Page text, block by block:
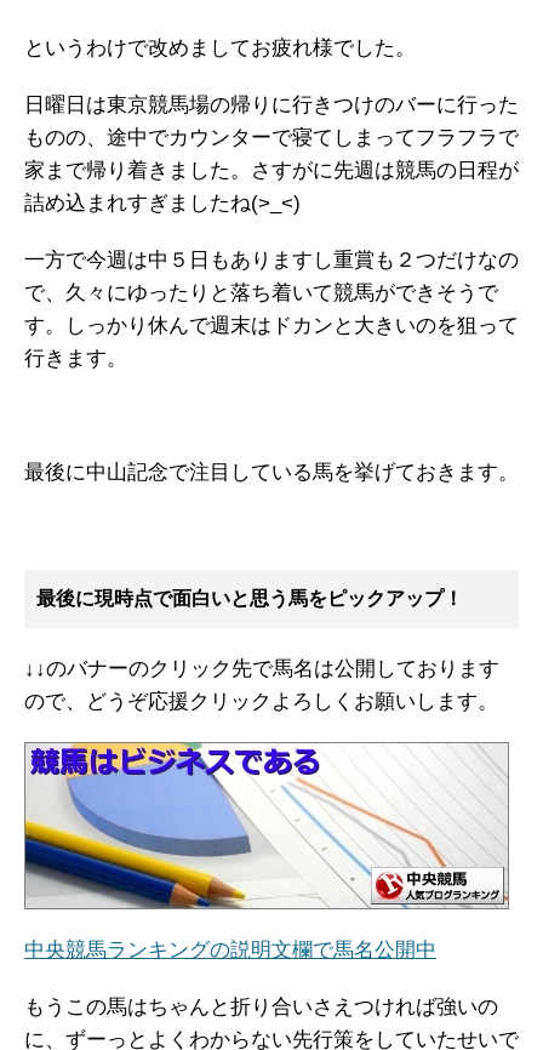
というわけで改めましてお疲れ様でした。
日曜日は東京競馬場の帰りに行きつけのバーに行った
ものの、途中でカウンターで寝てしまってフラフラで
家まで帰り着きました。さすがに先週は競馬の日程が
詰め込まれすぎましたね(>_<)
一方で今週は中５日もありますし重賞も２つだけなの
で、久々にゆったりと落ち着いて競馬ができそうで
す。しっかり休んで週末はドカンと大きいのを狙って
行きます。
最後に中山記念で注目している馬を挙げておきます。
最後に現時点で面白いと思う馬をピックアップ！
↓↓のバナーのクリック先で馬名は公開しております
ので、どうぞ応援クリックよろしくお願いします。
中央競馬ランキングの説明文欄で馬名公開中
もうこの馬はちゃんと折り合いさえつければ強いの
に、ずーっとよくわからない先行策をしていたせいで